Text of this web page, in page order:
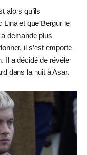
alors qu’ils
Lina et que Bergur le
demandé plus
il s’est emporté
Il a décidé de révéler
dans la nuit à Asar.